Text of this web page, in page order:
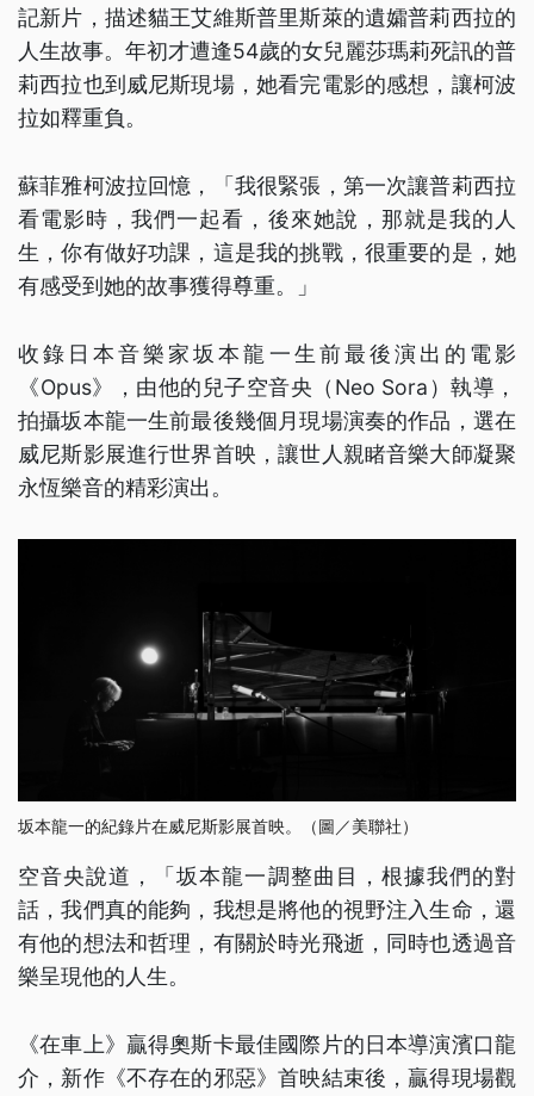
記新片，描述貓王艾維斯普里斯萊的遺孀普莉西拉的
人生故事。年初才遭逢54歲的女兒麗莎瑪莉死訊的普
莉西拉也到威尼斯現場，她看完電影的感想，讓柯波
拉如釋重負。
蘇菲雅柯波拉回憶，「我很緊張，第一次讓普莉西拉
看電影時，我們一起看，後來她說，那就是我的人
生，你有做好功課，這是我的挑戰，很重要的是，她
有感受到她的故事獲得尊重。」
收錄日本音樂家坂本龍一生前最後演出的電影
《Opus》，由他的兒子空音央（Neo Sora）執導，
拍攝坂本龍一生前最後幾個月現場演奏的作品，選在
威尼斯影展進行世界首映，讓世人親睹音樂大師凝聚
永恆樂音的精彩演出。
坂本龍一的紀錄片在威尼斯影展首映。（圖／美聯社）
空音央說道，「坂本龍一調整曲目，根據我們的對
話，我們真的能夠，我想是將他的視野注入生命，還
有他的想法和哲理，有關於時光飛逝，同時也透過音
樂呈現他的人生。
《在車上》贏得奧斯卡最佳國際片的日本導演濱口龍
介，新作《不存在的邪惡》首映結束後，贏得現場觀